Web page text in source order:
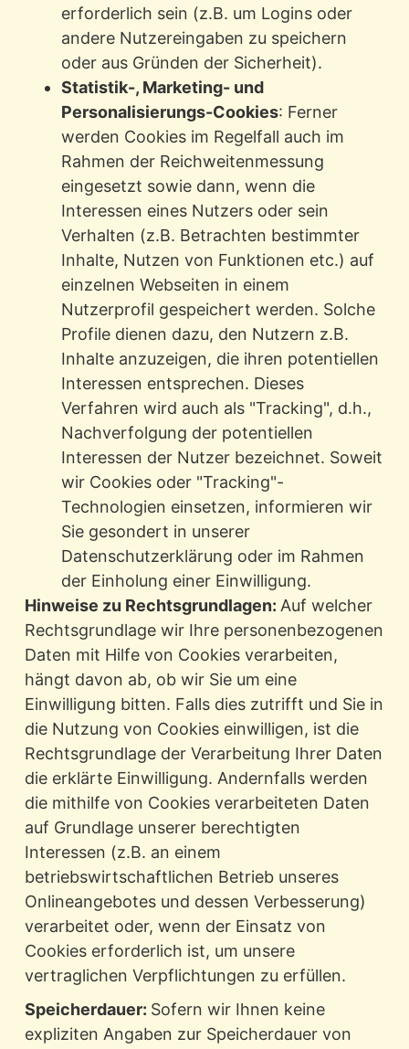
erforderlich sein (z.B. um Logins oder
andere Nutzereingaben zu speichern
oder aus Gründen der Sicherheit).
Statistik-, Marketing- und
Personalisierungs-Cookies: Ferner
werden Cookies im Regelfall auch im
Rahmen der Reichweitenmessung
eingesetzt sowie dann, wenn die
Interessen eines Nutzers oder sein
Verhalten (z.B. Betrachten bestimmter
Inhalte, Nutzen von Funktionen etc.) auf
einzelnen Webseiten in einem
Nutzerprofil gespeichert werden. Solche
Profile dienen dazu, den Nutzern z.B.
Inhalte anzuzeigen, die ihren potentiellen
Interessen entsprechen. Dieses
Verfahren wird auch als "Tracking", d.h.,
Nachverfolgung der potentiellen
Interessen der Nutzer bezeichnet. Soweit
wir Cookies oder "Tracking"-
Technologien einsetzen, informieren wir
Sie gesondert in unserer
Datenschutzerklärung oder im Rahmen
der Einholung einer Einwilligung.
Hinweise zu Rechtsgrundlagen: Auf welcher
Rechtsgrundlage wir Ihre personenbezogenen
Daten mit Hilfe von Cookies verarbeiten,
hängt davon ab, ob wir Sie um eine
Einwilligung bitten. Falls dies zutrifft und Sie in
die Nutzung von Cookies einwilligen, ist die
Rechtsgrundlage der Verarbeitung Ihrer Daten
die erklärte Einwilligung. Andernfalls werden
die mithilfe von Cookies verarbeiteten Daten
auf Grundlage unserer berechtigten
Interessen (z.B. an einem
betriebswirtschaftlichen Betrieb unseres
Onlineangebotes und dessen Verbesserung)
verarbeitet oder, wenn der Einsatz von
Cookies erforderlich ist, um unsere
vertraglichen Verpflichtungen zu erfüllen.
Speicherdauer: Sofern wir Ihnen keine
expliziten Angaben zur Speicherdauer von